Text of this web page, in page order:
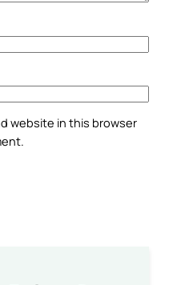
website in this browser